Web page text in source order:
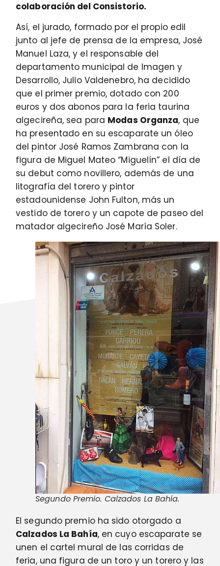
colaboración del Consistorio.
Así, el jurado, formado por el propio edil
junto al jefe de prensa de la empresa, José
Manuel Laza, y el responsable del
departamento municipal de Imagen y
Desarrollo, Julio Valdenebro, ha decidido
que el primer premio, dotado con 200
euros y dos abonos para la feria taurina
algecireña, sea para Modas Organza, que
ha presentado en su escaparate un óleo
del pintor José Ramos Zambrana con la
figura de Miguel Mateo “Miguelín” el día de
su debut como novillero, además de una
litografía del torero y pintor
estadounidense John Fulton, más un
vestido de torero y un capote de paseo del
matador algecireño José María Soler.
Segundo Premio. Calzados La Bahía.
El segundo premio ha sido otorgado a
Calzados La Bahía, en cuyo escaparate se
unen el cartel mural de las corridas de
feria, una figura de un toro y un torero y las